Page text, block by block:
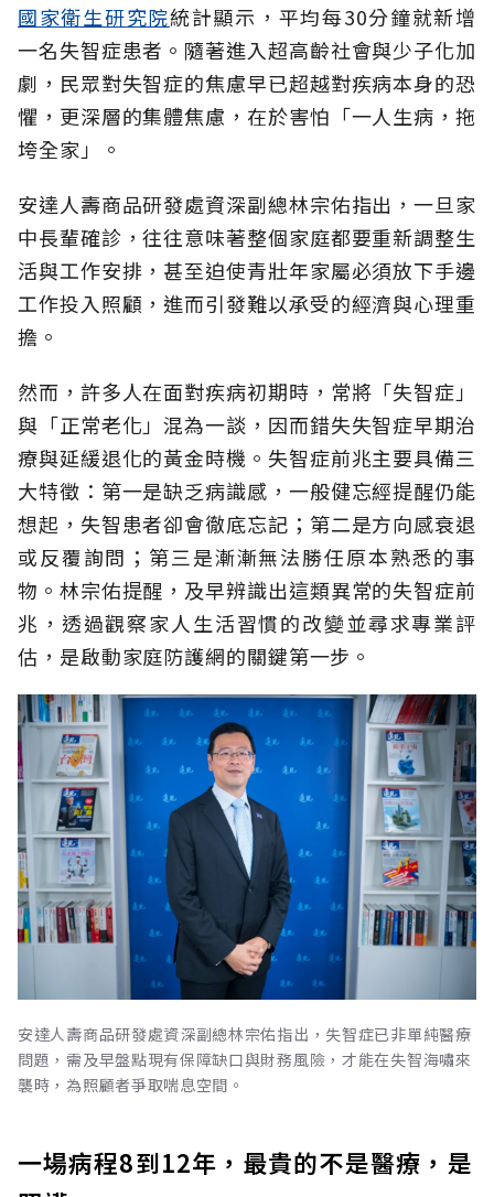
國家衛生研究院統計顯示，平均每30分鐘就新增
一名失智症患者。隨著進入超高齡社會與少子化加
劇，民眾對失智症的焦慮早已超越對疾病本身的恐
懼，更深層的集體焦慮，在於害怕「一人生病，拖
垮全家」。
安達人壽商品研發處資深副總林宗佑指出，一旦家
中長輩確診，往往意味著整個家庭都要重新調整生
活與工作安排，甚至迫使青壯年家屬必須放下手邊
工作投入照顧，進而引發難以承受的經濟與心理重
擔。
然而，許多人在面對疾病初期時，常將「失智症」
與「正常老化」混為一談，因而錯失失智症早期治
療與延緩退化的黃金時機。失智症前兆主要具備三
大特徵：第一是缺乏病識感，一般健忘經提醒仍能
想起，失智患者卻會徹底忘記；第二是方向感衰退
或反覆詢問；第三是漸漸無法勝任原本熟悉的事
物。林宗佑提醒，及早辨識出這類異常的失智症前
兆，透過觀察家人生活習慣的改變並尋求專業評
估，是啟動家庭防護網的關鍵第一步。
安達人壽商品研發處資深副總林宗佑指出，失智症已非單純醫療
問題，需及早盤點現有保障缺口與財務風險，才能在失智海嘯來
襲時，為照顧者爭取喘息空間。
一場病程8到12年，最貴的不是醫療，是